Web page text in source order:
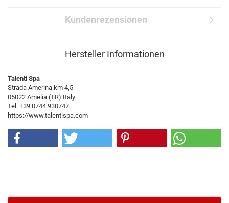
Kundenrezensionen
Hersteller Informationen
Talenti Spa
Strada Amerina km 4,5
05022 Amelia (TR) Italy
Tel: +39 0744 930747
https://www.talentispa.com